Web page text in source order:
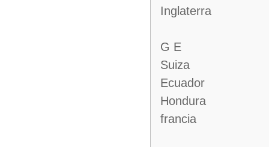
Inglaterra
G E
Suiza
Ecuador
Hondura
francia